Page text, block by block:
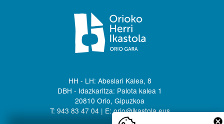
HH - LH: Abeslari Kalea, 8
DBH - Idazkaritza: Palota kalea 1
20810 Orio, Gipuzkoa
T: 943 83 47 04 | E: orio@ikastola.eus